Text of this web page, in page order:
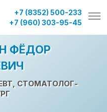
+7 (8352) 500-233
+7 (960) 303-95-45
ФЁДОР
СТОМАТОЛОГ-